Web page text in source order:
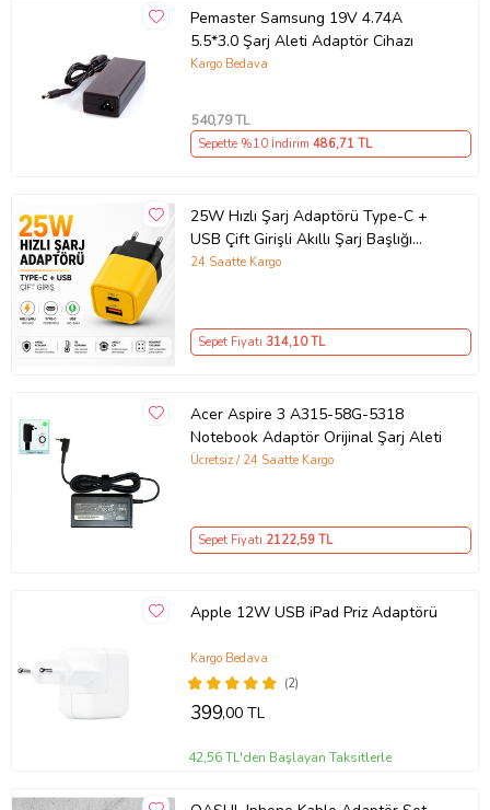
Pemaster Samsung 19V 4.74A
5.5*3.0 Şarj Aleti Adaptör Cihazı
Kargo Bedava
540,79 TL
Sepette %10 İndirim 486,71 TL
25W Hızlı Şarj Adaptörü Type-C +
USB Çift Girişli Akıllı Şarj Başlığı
Kompakt Tasarım
24 Saatte Kargo
Sepet Fiyatı 314,10 TL
Acer Aspire 3 A315-58G-5318
Notebook Adaptör Orijinal Şarj Aleti
Ücretsiz / 24 Saatte Kargo
Sepet Fiyatı 2122,59 TL
Apple 12W USB iPad Priz Adaptörü
(2)
Kargo Bedava
399,00 TL
42,56 TL'den Başlayan Taksitlerle